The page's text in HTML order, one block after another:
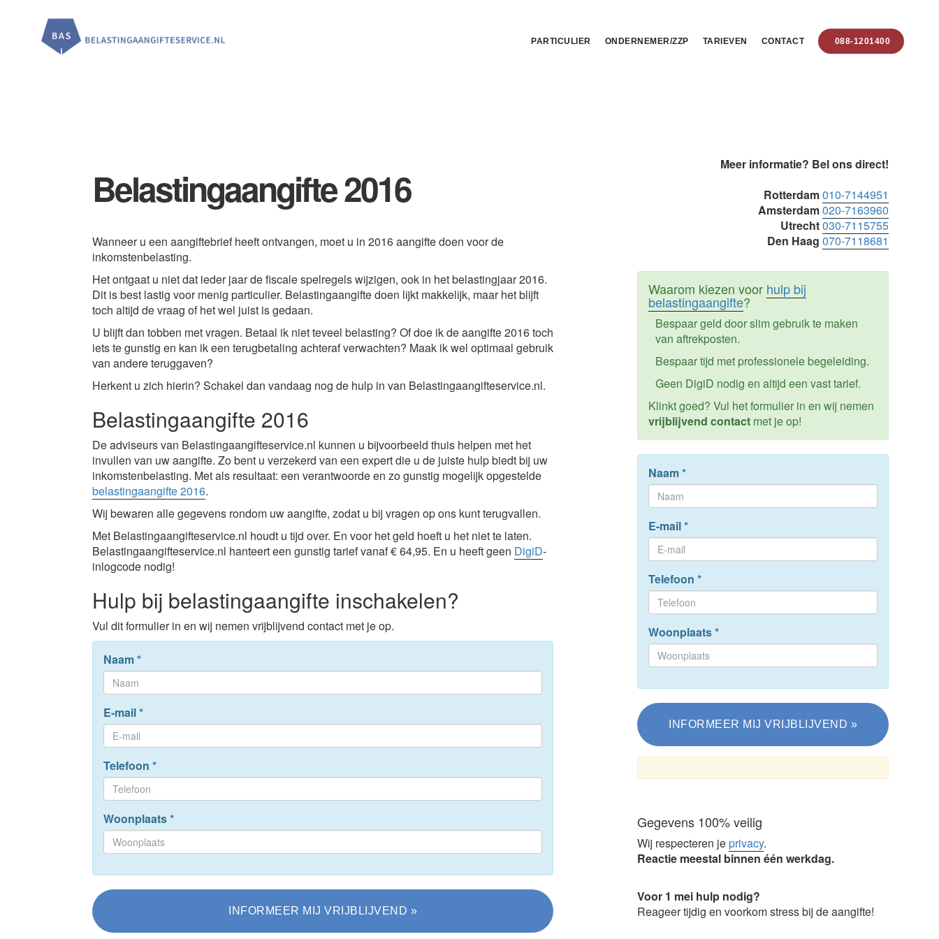
PARTICULIER ONDERNEMER/ZZP TARIEVEN CONTACT 088-1201400
Belastingaangifte 2016
Wanneer u een aangiftebrief heeft ontvangen, moet u in 2016 aangifte doen voor de
inkomstenbelasting.
Het ontgaat u niet dat ieder jaar de fiscale spelregels wijzigen, ook in het belastingjaar 2016.
Dit is best lastig voor menig particulier. Belastingaangifte doen lijkt makkelijk, maar het blijft
toch altijd de vraag of het wel juist is gedaan.
U blijft dan tobben met vragen. Betaal ik niet teveel belasting? Of doe ik de aangifte 2016 toch
iets te gunstig en kan ik een terugbetaling achteraf verwachten? Maak ik wel optimaal gebruik
van andere teruggaven?
Herkent u zich hierin? Schakel dan vandaag nog de hulp in van Belastingaangifteservice.nl.
Belastingaangifte 2016
De adviseurs van Belastingaangifteservice.nl kunnen u bijvoorbeeld thuis helpen met het
invullen van uw aangifte. Zo bent u verzekerd van een expert die u de juiste hulp biedt bij uw
inkomstenbelasting. Met als resultaat: een verantwoorde en zo gunstig mogelijk opgestelde
belastingaangifte 2016.
Wij bewaren alle gegevens rondom uw aangifte, zodat u bij vragen op ons kunt terugvallen.
Met Belastingaangifteservice.nl houdt u tijd over. En voor het geld hoeft u het niet te laten.
Belastingaangifteservice.nl hanteert een gunstig tarief vanaf € 64,95. En u heeft geen DigiD-
inlogcode nodig!
Hulp bij belastingaangifte inschakelen?
Vul dit formulier in en wij nemen vrijblijvend contact met je op.
Naam*
E-mail*
Telefoon *
Woonplaats*
Meer informatie? Bel ons direct!
Rotterdam010-7144951
Amsterdam020-7163960
Utrecht030-7115755
Den Haag 070-7118681
Waarom kiezen voor hulp bij
belastingaangifte?
Bespaar geld door slim gebruik te maken
van aftrekposten.
Bespaar tijd met professionele begeleiding.
Geen DigiD nodig en altijd een vast tarief.
Klinkt goed? Vul het formulier in en wij nemen
vrijblijvend contact met je op!
Naam*
E-mail*
Telefoon *
Woonplaats*
Gegevens 100% veilig
Wij respecteren jeprivacy.
Reactie meestal binnen één werkdag.
Voor 1 mei hulp nodig?
Reageer tijdig en voorkom stress bij de aangifte!